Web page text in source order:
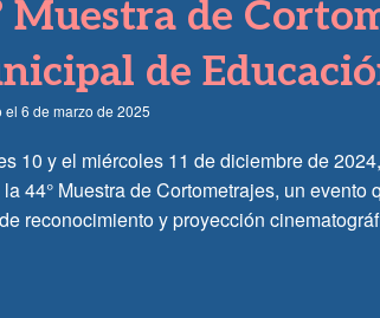
Muestra de
de
el6 de marzo de 2025
10 y el miércoles 11 de diciembre de
44° Muestra de Cortometrajes, un
reconocimiento y proyección